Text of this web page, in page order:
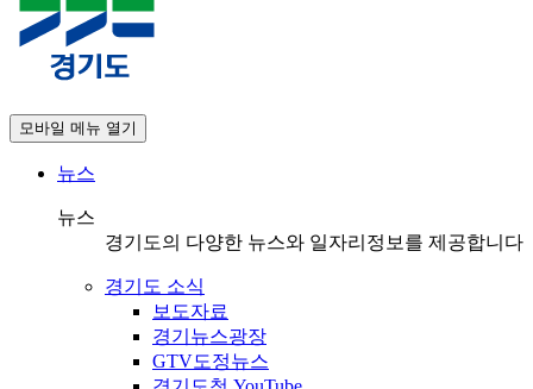
모바일 메뉴 열기
뉴스
뉴스
경기도의 다양한 뉴스와 일자리정보를 제공합니다
경기도 소식
보도자료
경기뉴스광장
GTV도정뉴스